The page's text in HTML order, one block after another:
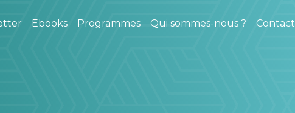
Ebooks Programmes Qui sommes-nous ? Contact